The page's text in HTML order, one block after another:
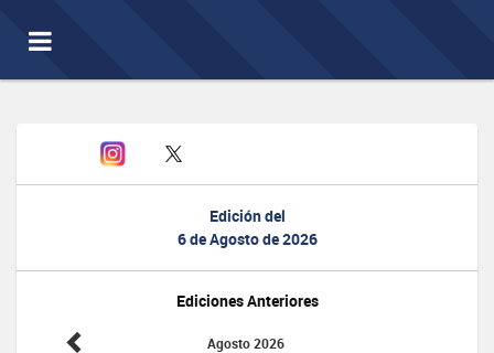
Toggle
navigation
Edición del
6 de Agosto de 2026
Ediciones Anteriores
Agosto 2026